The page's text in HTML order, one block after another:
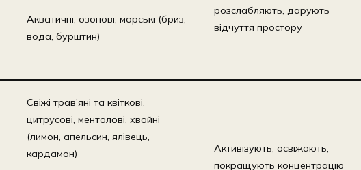
Акватичні, озонові, морські (бриз,
вода, бурштин)
розслабляють, дарують
відчуття простору
Свіжі трав’яні та квіткові,
цитрусові, ментолові, хвойні
(лимон, апельсин, ялівець,
кардамон)
Активізують, освіжають,
покращують концентрацію